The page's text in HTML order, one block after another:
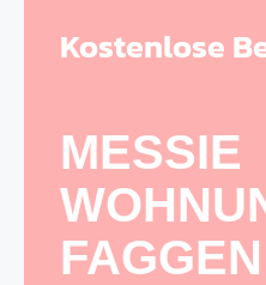
Kostenlose
MESSIE
FAGGEN